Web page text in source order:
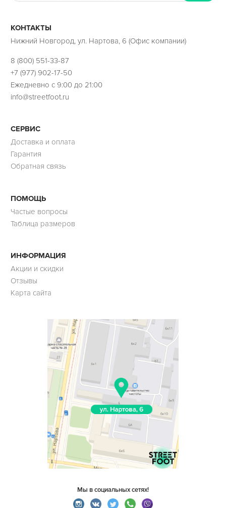
КОНТАКТЫ
Нижний Новгород, ул. Нартова, 6 (Офис компании)
8 (800) 551-33-87
+7 (977) 902-17-50
Ежедневно с 9:00 до 21:00
info@streetfoot.ru
СЕРВИС
Доставка и оплата
Гарантия
Обратная связь
ПОМОЩЬ
Частые вопросы
Таблица размеров
ИНФОРМАЦИЯ
Акции и скидки
Отзывы
Карта сайта
Мы в социальных сетях!